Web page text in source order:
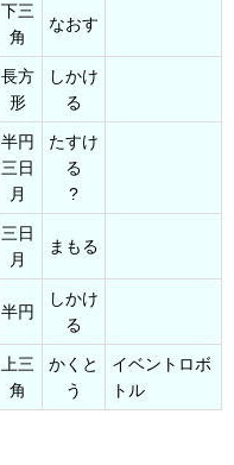
下三
角
なおす
長方
形
しかけ
る
半円
三日
月
たすけ
る
?
三日
月
まもる
半円
しかけ
る
上三
角
かくと
う
イベントロボ
トル